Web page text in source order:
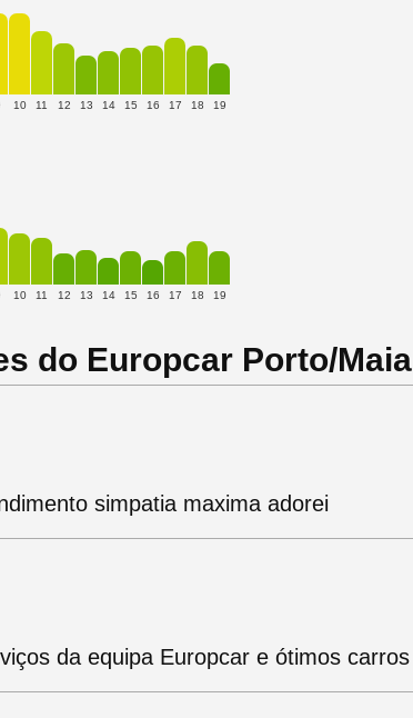
10 11 12 13 14 15 16 17 18 19
10 11 12 13 14 15 16 17 18 19
do Europcar Porto/Maia
simpatia maxima adorei
da equipa Europcar e ótimos carros